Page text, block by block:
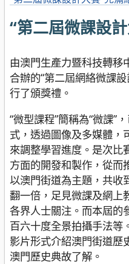
“第二屆微課設
由澳門生產力暨科技轉移
合辦的“第二屆網絡微課
行了頒獎禮。
“微型課程”簡稱為“微課”
式，透過圖像及多媒體，
來調整學習進度。是次比
方面的開發和製作，從而
以澳門街道為主題，共收
翻一倍，足見微課及網上
各界人士關注。而本屆的
百六十度全景拍攝手法等
影片形式介紹澳門街道歷
澳門歷史典故了解。